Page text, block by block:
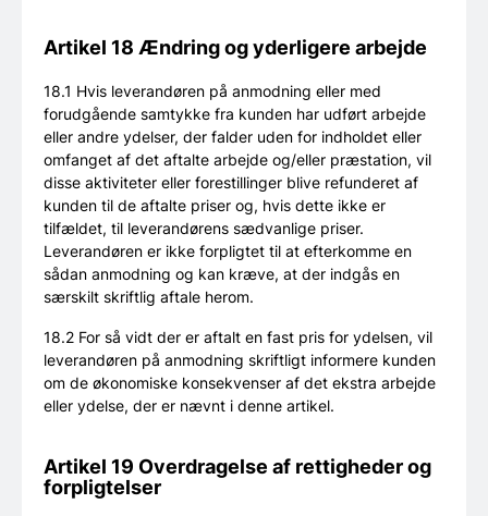
Artikel 18 Ændring og yderligere arbejde
18.1 Hvis leverandøren på anmodning eller med
forudgående samtykke fra kunden har udført arbejde
eller andre ydelser, der falder uden for indholdet eller
omfanget af det aftalte arbejde og/eller præstation, vil
disse aktiviteter eller forestillinger blive refunderet af
kunden til de aftalte priser og, hvis dette ikke er
tilfældet, til leverandørens sædvanlige priser.
Leverandøren er ikke forpligtet til at efterkomme en
sådan anmodning og kan kræve, at der indgås en
særskilt skriftlig aftale herom.
18.2 For så vidt der er aftalt en fast pris for ydelsen, vil
leverandøren på anmodning skriftligt informere kunden
om de økonomiske konsekvenser af det ekstra arbejde
eller ydelse, der er nævnt i denne artikel.
Artikel 19 Overdragelse af rettigheder og
forpligtelser